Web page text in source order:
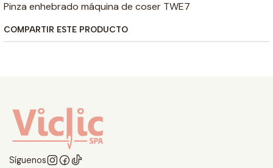
Pinza enhebrado máquina de coser TWE7
COMPARTIR ESTE PRODUCTO
Síguenos